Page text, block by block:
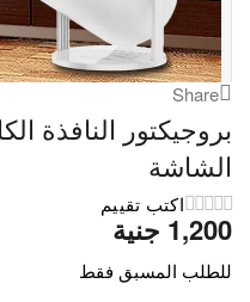
Share
بروجيكتور النافذة
الشاشة
اكتب تقييم
جنية 1,200
للطلب المسبق فقط